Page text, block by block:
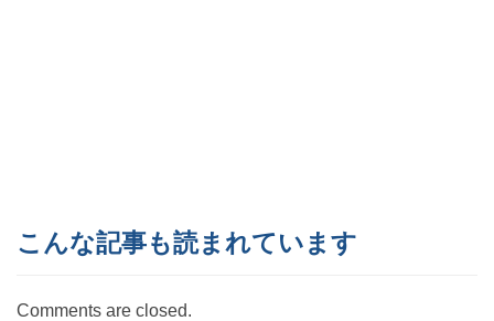
こんな記事も読まれています
Comments are closed.